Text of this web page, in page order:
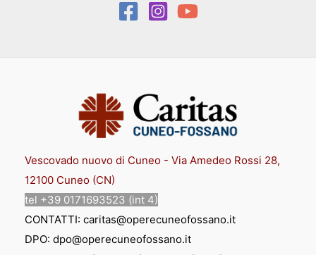
Vescovado nuovo di Cuneo - Via Amedeo Rossi 28,
12100 Cuneo (CN)
tel +39 0171693523 (int 4)
CONTATTI: caritas@operecuneofossano.it
DPO: dpo@operecuneofossano.it